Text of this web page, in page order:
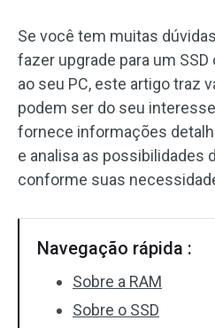
Se você tem muitas
fazer upgrade para um
ao seu PC, este artigo traz
podem ser do seu
fornece informações
e analisa as possibilidades
conforme suas
Navegação rápida :
Sobre a RAM
Sobre o SSD